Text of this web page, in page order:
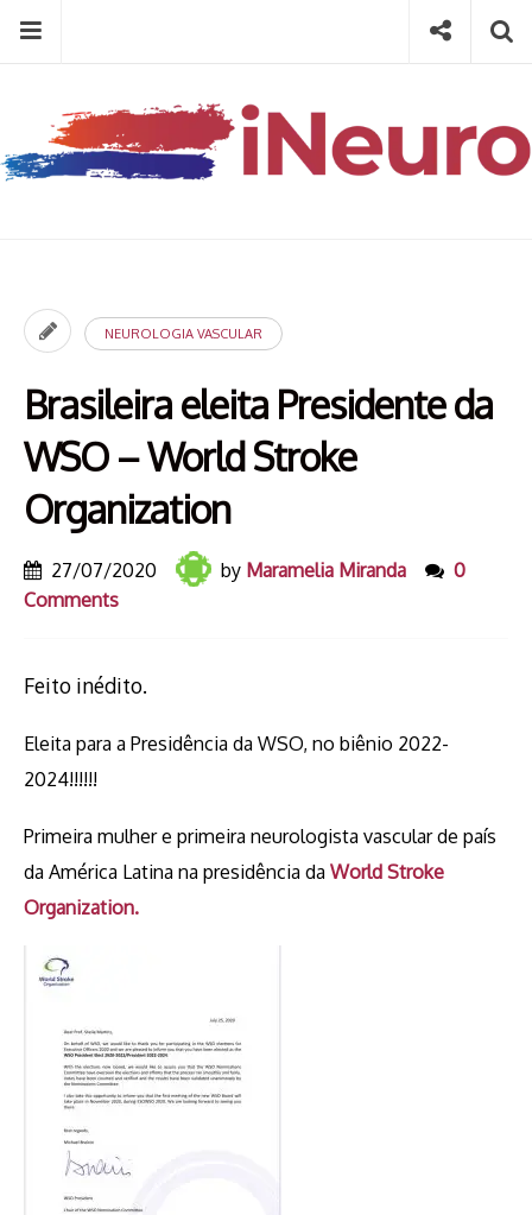
content
Menu
then
press
Type your search keyword, and press enter to search
Social
NEUROLOGIA VASCULAR
Brasileira eleita Presidente da
WSO – World Stroke
Organization
27/07/2020 by Maramelia Miranda
0
Comments
Feito inédito.
Eleita para a Presidência da WSO, no biênio 2022-
2024!!!!!!
Primeira mulher e primeira neurologista vascular de país
da América Latina na presidência da World Stroke
Organization.